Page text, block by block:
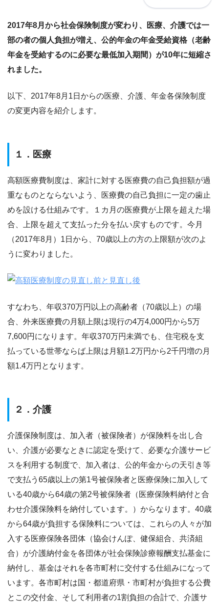
2017年8月から社会保険制度が変わり、医療、介護では一
部の者の個人負担が増え、公的年金の年金受給資格（老齢
年金を受給するのに必要な最低加入期間）が10年に短縮さ
れました。
以下、2017年8月1日からの医療、介護、年金各保険制度
の変更内容を紹介します。
１．医療
高額医療費制度は、家計に対する医療費の自己負担額が過
重なものとならないよう、医療費の自己負担に一定の歯止
めを設ける仕組みです。１カ月の医療費が上限を超えた場
合、上限を超えて支払った分を払い戻すものです。今月
（2017年8月）1日から、70歳以上の方の上限額が次のよ
うに変わりました。
すなわち、年収370万円以上の高齢者（70歳以上）の場
合、外来医療費の月額上限は現行の4万4,000円から5万
7,600円になります。年収370万円未満でも、住宅税を支
払っている世帯ならば上限は月額1.2万円から2千円増の月
額1.4万円となります。
２．介護
介護保険制度は、加入者（被保険者）が保険料を出し合
い、介護が必要なときに認定を受けて、必要な介護サービ
スを利用する制度で、加入者は、公的年金からの天引き等
で支払う65歳以上の第1号被保険者と医療保険に加入して
いる40歳から64歳の第2号被保険者（医療保険料納付と合
わせ介護保険料を納付しています。）からなります。40歳
から64歳が負担する保険料については、これらの人々が加
入する医療保険各団体（協会けんぽ、健保組合、共済組
合）が介護納付金を各団体が社会保険診療報酬支払基金に
納付し、基金はそれを各市町村に交付する仕組みになって
います。各市町村は国・都道府県・市町村が負担する公費
とこの交付金、そして利用者の1割負担の合計で、介護サ